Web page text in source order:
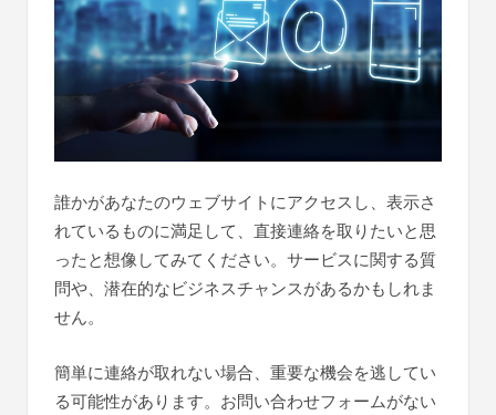
誰かがあなたのウェブサイトにアクセスし、表示さ
れているものに満足して、直接連絡を取りたいと思
ったと想像してみてください。サービスに関する質
問や、潜在的なビジネスチャンスがあるかもしれま
せん。
簡単に連絡が取れない場合、重要な機会を逃してい
る可能性があります。お問い合わせフォームがない